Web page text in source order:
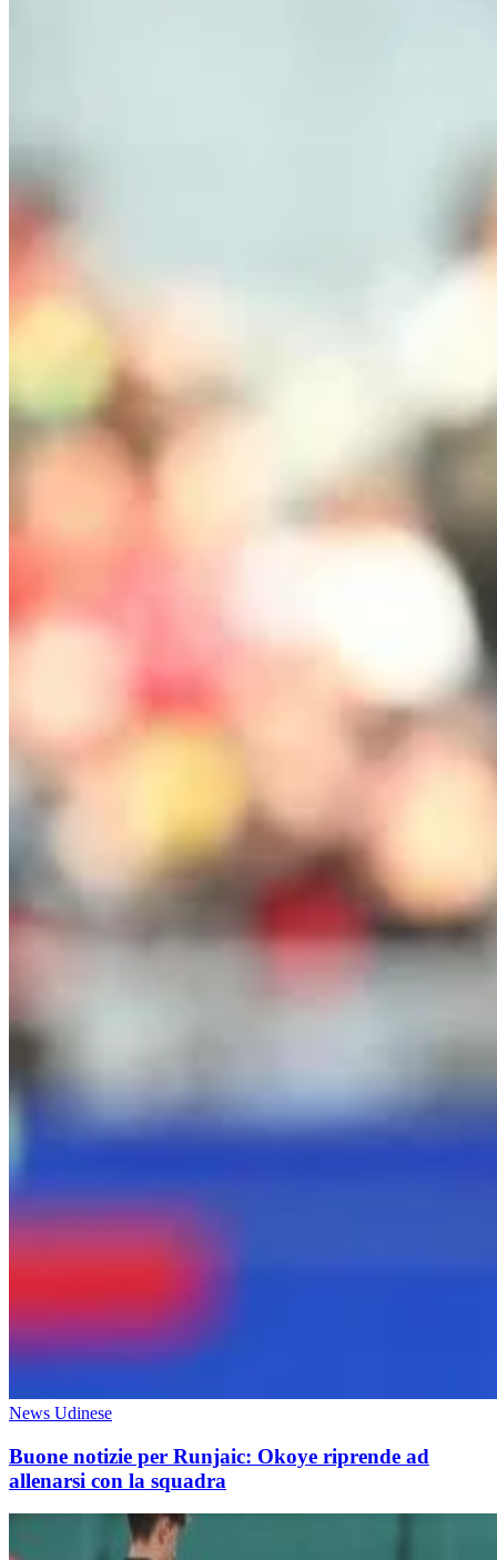
News Udinese
Buone notizie per Runjaic: Okoye riprende ad
allenarsi con la squadra